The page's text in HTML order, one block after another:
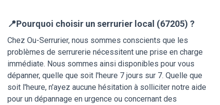
📍Pourquoi choisir un serrurier local (67205) ?
Chez Ou-Serrurier, nous sommes conscients que les
problèmes de serrurerie nécessitent une prise en charge
immédiate. Nous sommes ainsi disponibles pour vous
dépanner, quelle que soit l'heure 7 jours sur 7. Quelle que
soit l'heure, n'ayez aucune hésitation à solliciter notre aide
pour un dépannage en urgence ou concernant des